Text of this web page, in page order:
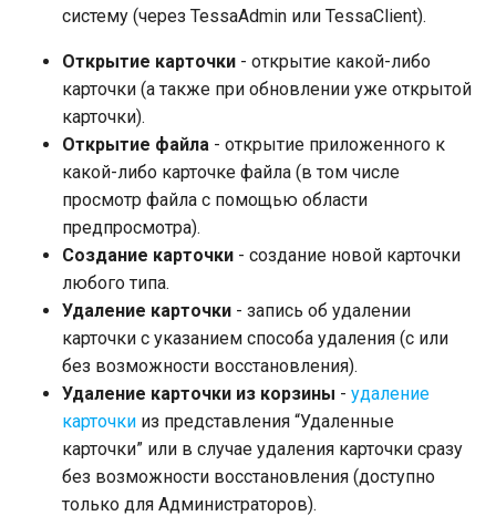
систему (через TessaAdmin или TessaClient).
Открытие карточки - открытие какой-либо
карточки (а также при обновлении уже открытой
карточки).
Открытие файла - открытие приложенного к
какой-либо карточке файла (в том числе
просмотр файла с помощью области
предпросмотра).
Создание карточки - создание новой карточки
любого типа.
Удаление карточки - запись об удалении
карточки с указанием способа удаления (с или
без возможности восстановления).
Удаление карточки из корзины - удаление
карточки из представления “Удаленные
карточки” или в случае удаления карточки сразу
без возможности восстановления (доступно
только для Администраторов).